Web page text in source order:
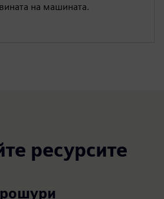
на машината.
ресурсите